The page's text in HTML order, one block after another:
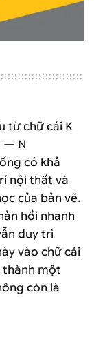
từ chữ cái K
— N
có khả
nội thất và
của bản vẽ.
hồi nhanh
duy trì
vào chữ cái
thành một
còn là